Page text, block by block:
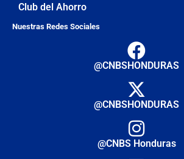
Club del Ahorro
Nuestras Redes Sociales
@CNBSHONDURAS
@CNBSHONDURAS
@CNBS Honduras